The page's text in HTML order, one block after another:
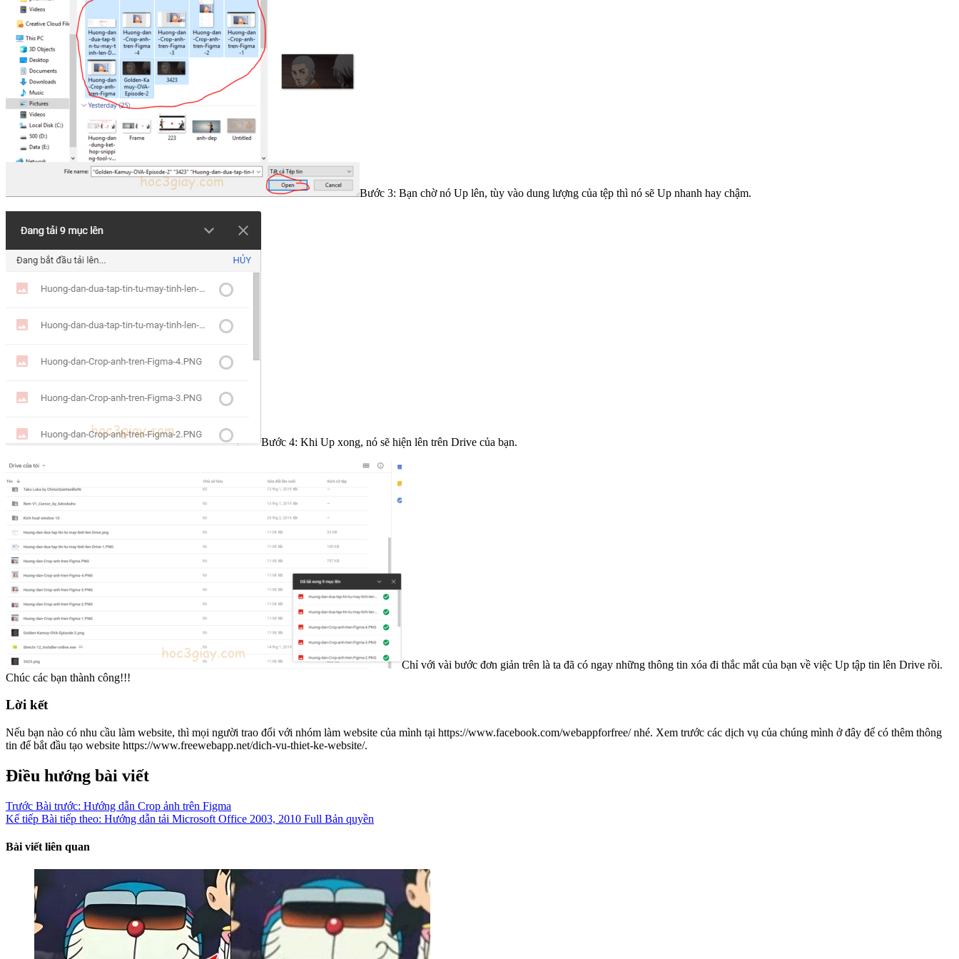
Bước 3: Bạn chờ nó Up lên, tùy vào dung lượng của tệp thì nó sẽ Up nhanh hay chậm.
Bước 4: Khi Up xong, nó sẽ hiện lên trên Drive của bạn.
Chỉ với vài bước đơn giản trên là ta đã có ngay những thông tin xóa đi thắc mắt của bạn về việc Up tập tin lên Drive rồi.
Chúc các bạn thành công!!!
Lời kết
Nếu bạn nào có nhu cầu làm website, thì mọi người trao đổi với nhóm làm website của mình tại https://www.facebook.com/webappforfree/ nhé. Xem trước các dịch vụ của chúng mình ở đây để có thêm thông
tin để bắt đầu tạo website https://www.freewebapp.net/dich-vu-thiet-ke-website/.
Điều hướng bài viết
Trước Bài trước: Hướng dẫn Crop ảnh trên Figma
Kế tiếp Bài tiếp theo: Hướng dẫn tải Microsoft Office 2003, 2010 Full Bản quyền
Bài viết liên quan